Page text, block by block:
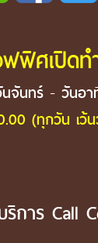
ฟิศเปิดท
จันทร์ - วันอา
(ทุกวัน เว้
ริการ Call